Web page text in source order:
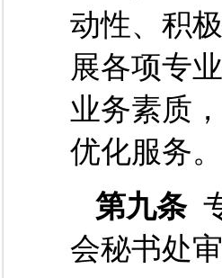
动性、积
展各项专
业务素质
优化服务。
第九条
会秘书处